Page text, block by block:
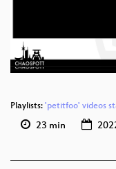
Playlists: 'petitfoo' videos
23 min